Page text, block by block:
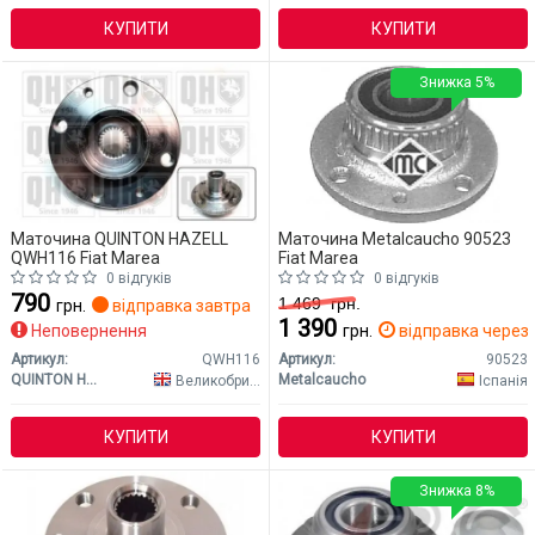
КУПИТИ КУПИТИ
Маточина QUINTON HAZELL
QWH116 Fiat Marea
0 відгуків
790 грн.
відправка завтра
Неповернення
Артикул:
QWH116
QUINTON HAZELL
Великобританія
КУПИТИ
Маточина Metalcaucho 90523
Fiat Marea
0 відгуків
1 469грн.
1 390 грн. відправка через
Артикул:
90523
Metalcaucho
Іспанія
КУПИТИ
Знижка 5%
Знижка 8%